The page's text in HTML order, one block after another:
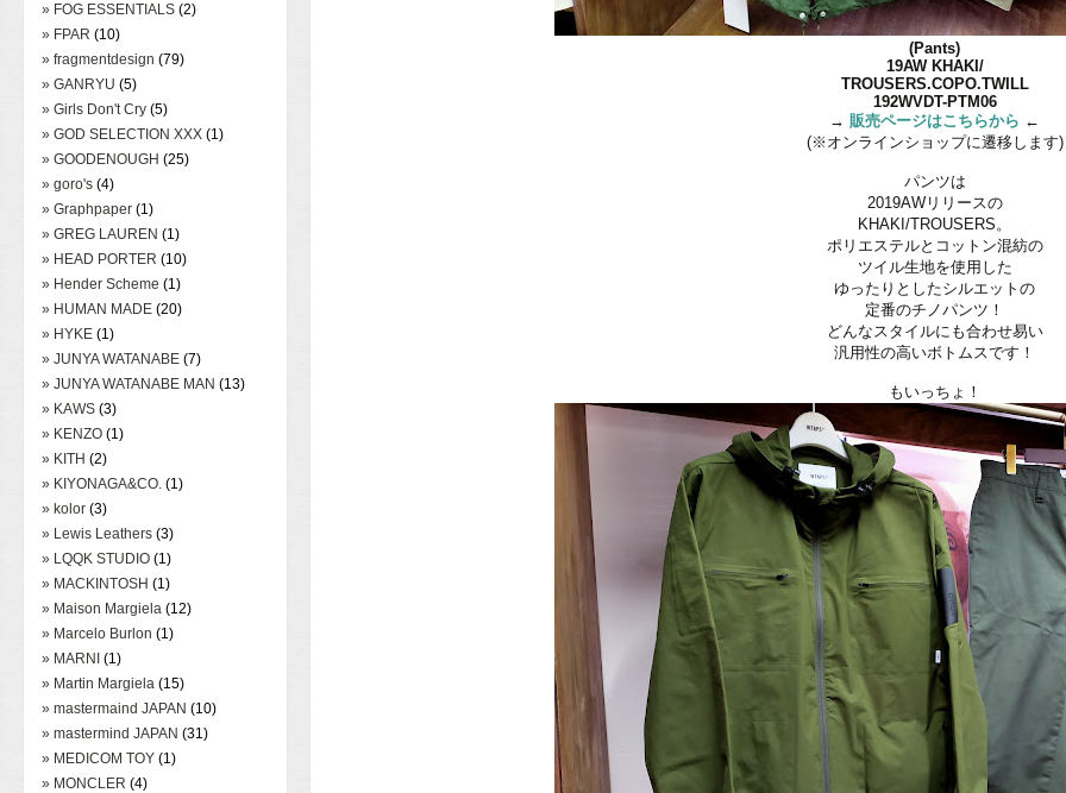
» FOG ESSENTIALS (2)
» FPAR (10)
» fragmentdesign (79)
» GANRYU (5)
» Girls Don't Cry (5)
» GOD SELECTION XXX (1)
» GOODENOUGH (25)
» goro's (4)
» Graphpaper (1)
» GREG LAUREN (1)
» HEAD PORTER (10)
» Hender Scheme (1)
» HUMAN MADE (20)
» HYKE (1)
» JUNYA WATANABE (7)
» JUNYA WATANABE MAN (13)
» KAWS (3)
» KENZO (1)
» KITH (2)
» KIYONAGA&CO. (1)
» kolor (3)
» Lewis Leathers (3)
» LQQK STUDIO (1)
» MACKINTOSH (1)
» Maison Margiela (12)
» Marcelo Burlon (1)
» MARNI (1)
» Martin Margiela (15)
» mastermaind JAPAN (10)
» mastermind JAPAN (31)
» MEDICOM TOY (1)
» MONCLER (4)
(Pants)
19AW KHAKI/
TROUSERS.COPO.TWILL
192WVDT-PTM06
→販売ページはこちらから ←
(※オンラインショップに遷移します)
パンツは
2019AWリリースの
KHAKI/TROUSERS。
ポリエステルとコットン混紡の
ツイル生地を使用した
ゆったりとしたシルエットの
定番のチノパンツ！
どんなスタイルにも合わせ易い
汎用性の高いボトムスです！
もいっちょ！